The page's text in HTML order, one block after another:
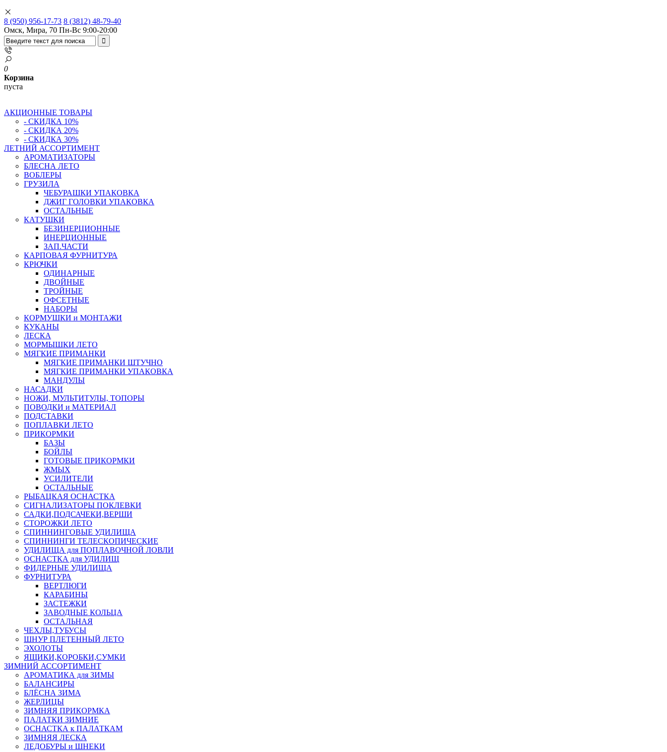
8 (950) 956-17-73 8 (3812) 48-79-40
Омск, Мира, 70 Пн-Вс 9:00-20:00
0
Корзина
пуста
АКЦИОННЫЕ ТОВАРЫ
- СКИДКА 10%
- СКИДКА 20%
- СКИДКА 30%
ЛЕТНИЙ АССОРТИМЕНТ
АРОМАТИЗАТОРЫ
БЛЕСНА ЛЕТО
ВОБЛЕРЫ
ГРУЗИЛА
ЧЕБУРАШКИ УПАКОВКА
ДЖИГ ГОЛОВКИ УПАКОВКА
ОСТАЛЬНЫЕ
КАТУШКИ
БЕЗИНЕРЦИОННЫЕ
ИНЕРЦИОННЫЕ
ЗАП.ЧАСТИ
КАРПОВАЯ ФУРНИТУРА
КРЮЧКИ
ОДИНАРНЫЕ
ДВОЙНЫЕ
ТРОЙНЫЕ
ОФСЕТНЫЕ
НАБОРЫ
КОРМУШКИ и МОНТАЖИ
КУКАНЫ
ЛЕСКА
МОРМЫШКИ ЛЕТО
МЯГКИЕ ПРИМАНКИ
МЯГКИЕ ПРИМАНКИ ШТУЧНО
МЯГКИЕ ПРИМАНКИ УПАКОВКА
МАНДУЛЫ
НАСАДКИ
НОЖИ, МУЛЬТИТУЛЫ, ТОПОРЫ
ПОВОДКИ и МАТЕРИАЛ
ПОДСТАВКИ
ПОПЛАВКИ ЛЕТО
ПРИКОРМКИ
БАЗЫ
БОЙЛЫ
ГОТОВЫЕ ПРИКОРМКИ
ЖМЫХ
УСИЛИТЕЛИ
ОСТАЛЬНЫЕ
РЫБАЦКАЯ ОСНАСТКА
СИГНАЛИЗАТОРЫ ПОКЛЕВКИ
САДКИ,ПОДСАЧЕКИ,ВЕРШИ
СТОРОЖКИ ЛЕТО
СПИННИНГОВЫЕ УДИЛИЩА
СПИННИНГИ ТЕЛЕСКОПИЧЕСКИЕ
УДИЛИЩА для ПОПЛАВОЧНОЙ ЛОВЛИ
ОСНАСТКА для УДИЛИЩ
ФИДЕРНЫЕ УДИЛИЩА
ФУРНИТУРА
ВЕРТЛЮГИ
КАРАБИНЫ
ЗАСТЕЖКИ
ЗАВОДНЫЕ КОЛЬЦА
ОСТАЛЬНАЯ
ЧЕХЛЫ,ТУБУСЫ
ШНУР ПЛЕТЕННЫЙ ЛЕТО
ЭХОЛОТЫ
ЯЩИКИ,КОРОБКИ,СУМКИ
ЗИМНИЙ АССОРТИМЕНТ
АРОМАТИКА для ЗИМЫ
БАЛАНСИРЫ
БЛЁСНА ЗИМА
ЖЕРЛИЦЫ
ЗИМНЯЯ ПРИКОРМКА
ПАЛАТКИ ЗИМНИЕ
ОСНАСТКА к ПАЛАТКАМ
ЗИМНЯЯ ЛЕСКА
ЛЕДОБУРЫ и ШНЕКИ